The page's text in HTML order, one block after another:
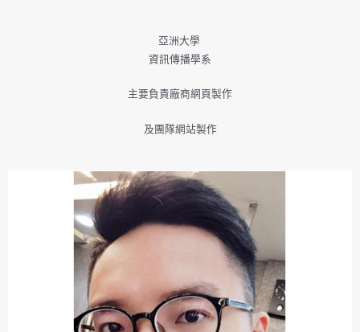
亞洲大學
資訊傳播學系
主要負責廠商網頁製作
及團隊網站製作